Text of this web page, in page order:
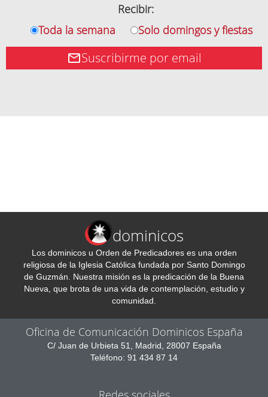
Recibir:
Toda la semana
Solo domingos y fiestas
Suscribirme por email
dominicos
Los dominicos u Orden de Predicadores es una orden
religiosa de la Iglesia Católica fundada por Santo Domingo
de Guzmán. Nuestra misión es la predicación de la Buena
Nueva, que brota de una vida de contemplación, estudio y
comunidad.
Oficina de Comunicación Dominicos España
C/ Juan de Urbieta 51, Madrid, 28007 España
Teléfono: 91 434 87 14